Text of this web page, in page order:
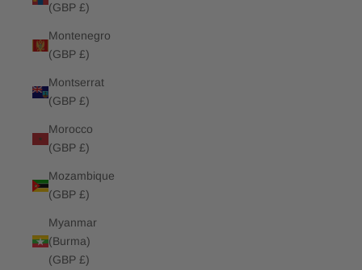
(GBP £)
Montenegro
(GBP £)
Montserrat
(GBP £)
Morocco
(GBP £)
Mozambique
(GBP £)
Myanmar
(Burma)
(GBP £)